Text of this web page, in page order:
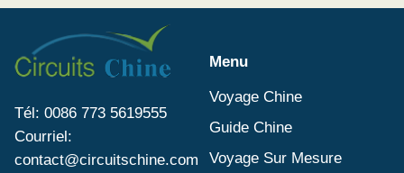
d'eau en Chine, le
Fleuve Yangtsé est
important pour la
Chine dans le
domaine historique,
économique et
culturel.
Tél: 0086 773 5619555
Courriel:
contact@circuitschine.com
Menu
Voyage Chine
Guide Chine
Voyage Sur Mesure